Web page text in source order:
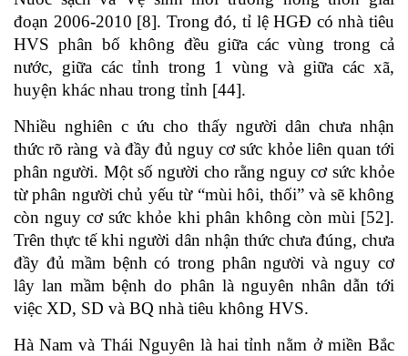
đoạn 2006-2010 [8]. Trong đó, tỉ lệ HGĐ có nhà tiêu
HVS phân bố không đều giữa các vùng trong cả
nước, giữa các tỉnh trong 1 vùng và giữa các xã,
huyện khác nhau trong tỉnh [44].
Nhiều nghiên c ứu cho thấy người dân chưa nhận
thức rõ ràng và đầy đủ nguy cơ sức khỏe liên quan tới
phân người. Một số người cho rằng nguy cơ sức khỏe
từ phân người chủ yếu từ “mùi hôi, thối” và sẽ không
còn nguy cơ sức khỏe khi phân không còn mùi [52].
Trên thực tế khi người dân nhận thức chưa đúng, chưa
đầy đủ mầm bệnh có trong phân người và nguy cơ
lây lan mầm bệnh do phân là nguyên nhân dẫn tới
việc XD, SD và BQ nhà tiêu không HVS.
Hà Nam và Thái Nguyên là hai tỉnh nằm ở miền Bắc